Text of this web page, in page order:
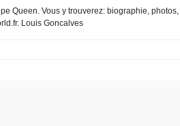
Queen. Vous y trouverez: biographie, photos,
Louis Goncalves